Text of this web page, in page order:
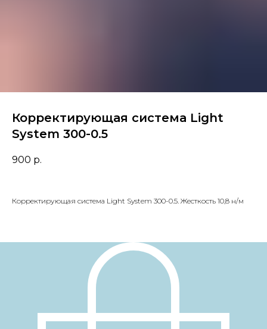
Корректирующая система Light
System 300-0.5
900 р.
Корректирующая система Light System 300-0.5. Жесткость 10,8 н/м